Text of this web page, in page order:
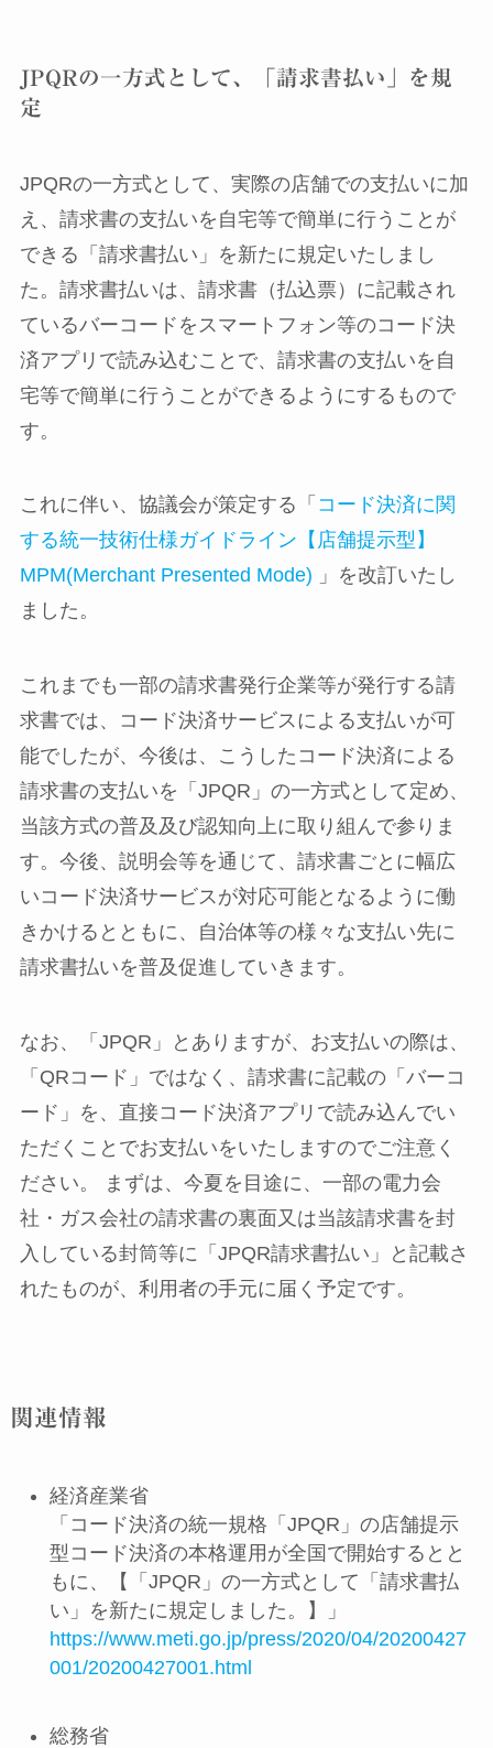
JPQRの一方式として、「請求書払い」を規
定
JPQRの一方式として、実際の店舗での支払いに加
え、請求書の支払いを自宅等で簡単に行うことが
できる「請求書払い」を新たに規定いたしまし
た。請求書払いは、請求書（払込票）に記載され
ているバーコードをスマートフォン等のコード決
済アプリで読み込むことで、請求書の支払いを自
宅等で簡単に行うことができるようにするもので
す。
これに伴い、協議会が策定する「 コード決済に関
する統一技術仕様ガイドライン【店舗提示型】
MPM(Merchant Presented Mode) 」を改訂いたし
ました。
これまでも一部の請求書発行企業等が発行する請
求書では、コード決済サービスによる支払いが可
能でしたが、今後は、こうしたコード決済による
請求書の支払いを「JPQR」の一方式として定め、
当該方式の普及及び認知向上に取り組んで参りま
す。今後、説明会等を通じて、請求書ごとに幅広
いコード決済サービスが対応可能となるように働
きかけるとともに、自治体等の様々な支払い先に
請求書払いを普及促進していきます。
なお、「JPQR」とありますが、お支払いの際は、
「QRコード」ではなく、請求書に記載の「バーコ
ード」を、直接コード決済アプリで読み込んでい
ただくことでお支払いをいたしますのでご注意く
ださい。 まずは、今夏を目途に、一部の電力会
社・ガス会社の請求書の裏面又は当該請求書を封
入している封筒等に「JPQR請求書払い」と記載さ
れたものが、利用者の手元に届く予定です。
関連情報
経済産業省
「コード決済の統一規格「JPQR」の店舗提示
型コード決済の本格運用が全国で開始するとと
もに、【「JPQR」の一方式として「請求書払
い」を新たに規定しました。】」
https://www.meti.go.jp/press/2020/04/20200427
001/20200427001.html
総務省